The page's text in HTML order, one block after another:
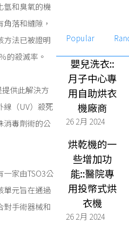
氫和臭氧的機
落和縫隙，
方法已被證明
的殺滅率。
供此解決方
線（UV）殺死
消毒劑術的公
家由TSO3公
單元旨在通過
對手術器械和
Popular
嬰兒洗衣::
月子中心專
用自助烘衣
機廠商
26 2月 2024
烘乾機的一
些增加功
能::醫院專
用投幣式烘
衣機
26 2月 2024